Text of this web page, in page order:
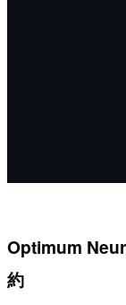
Optimum
約